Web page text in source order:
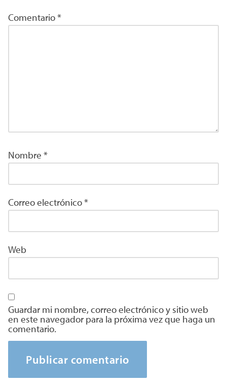
Comentario*
Nombre *
Correo electrónico*
Web
Guardar mi nombre, correo electrónico y sitio web
en este navegador para la próxima vez que haga un
comentario.